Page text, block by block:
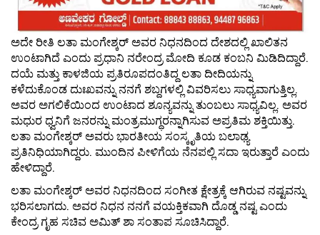
ಅದೇ ರೀತಿ ಲತಾ ಮಂಗೇಶ್ಕರ್ ಅವರ ನಿಧನದಿಂದ ದೇಶದಲ್ಲಿ ಖಾಲಿತನ
ಉಂಟಾಗಿದೆ ಎಂದು ಪ್ರಧಾನಿ ನರೇಂದ್ರ ಮೋದಿ ಕೂಡ ಕಂಬನಿ ಮಿಡಿದಿದ್ದಾರೆ.
ದಯೆ ಮತ್ತು ಕಾಳಜಿಯ ಪ್ರತಿರೂಪದಂತಿದ್ದ ಲತಾ ದೀದಿಯನ್ನು
ಕಳೆದುಕೊಂಡ ದುಃಖವನ್ನು ನನಗೆ ಶಬ್ದಗಳಲ್ಲಿ ವಿವರಿಸಲು ಸಾಧ್ಯವಾಗುತ್ತಿಲ್ಲ.
ಅವರ ಅಗಲಿಕೆಯಿಂದ ಉಂಟಾದ ಶೂನ್ಯವನ್ನು ತುಂಬಲು ಸಾಧ್ಯವಿಲ್ಲ. ಅವರ
ಮಧುರ ಧ್ವನಿಗೆ ಜನರನ್ನು ಮಂತ್ರಮುಗ್ಧರನ್ನಾಗಿಸುವ ಅಪ್ರತಿಮ ಶಕ್ತಿಯಿತ್ತು.
ಲತಾ ಮಂಗೇಶ್ಕರ್ ಅವರು ಭಾರತೀಯ ಸಂಸ್ಕೃತಿಯ ಬಲಾಢ್ಯ
ಪ್ರತಿನಿಧಿಯಾಗಿದ್ದರು. ಮುಂದಿನ ಪೀಳಿಗೆಯ ನೆನಪಲ್ಲಿ ಸದಾ ಇರುತ್ತಾರೆ ಎಂದು
ಹೇಳಿದ್ದಾರೆ.
ಲತಾ ಮಂಗೇಶ್ಕರ್ ಅವರ ನಿಧನದಿಂದ ಸಂಗೀತ ಕ್ಷೇತ್ರಕ್ಕೆ ಆಗಿರುವ ನಷ್ಟವನ್ನು
ಭರಿಸಲಾಗದು. ಅವರ ನಿಧನ ನನಗೆ ವಯಕ್ತಿಕವಾಗಿ ದೊಡ್ಡ ನಷ್ಟ ಎಂದು
ಕೇಂದ್ರ ಗೃಹ ಸಚಿವ ಅಮಿತ್ ಶಾ ಸಂತಾಪ ಸೂಚಿಸಿದ್ದಾರೆ.